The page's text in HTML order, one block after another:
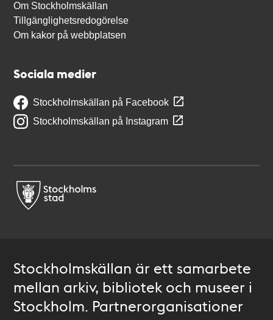
Om Stockholmskällan
Tillgänglighetsredogörelse
Om kakor på webbplatsen
Sociala medier
Stockholmskällan på Facebook
Stockholmskällan på Instagram
Stockholmskällan är ett samarbete
mellan arkiv, bibliotek och museer i
Stockholm. Partnerorganisationer